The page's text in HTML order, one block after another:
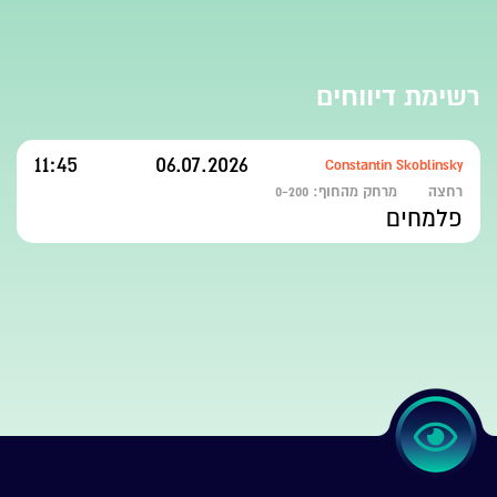
רשימת דיווחים
Constantin Skoblinsky
06.07.2026
11:45
רחצה מרחק מהחוף: 0-200
פלמחים